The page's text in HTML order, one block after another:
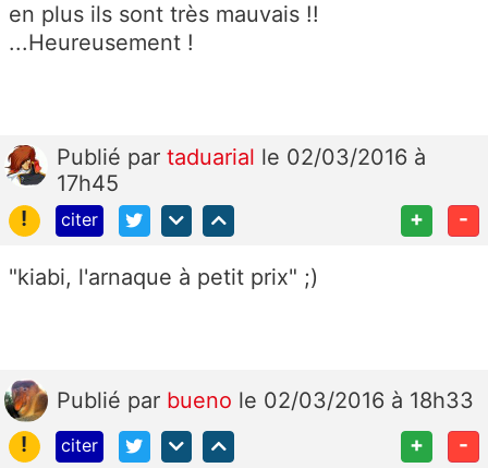
en plus ils sont très mauvais !!
...Heureusement !
Publié par taduarial le 02/03/2016 à
17h45
!
citer + -
"kiabi, l'arnaque à petit prix" ;)
Publié par bueno le 02/03/2016 à 18h33
!
citer + -